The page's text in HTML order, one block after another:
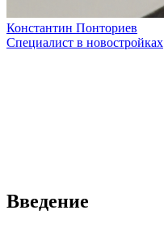
Константин Понториев
Специалист в новостройках
Введение